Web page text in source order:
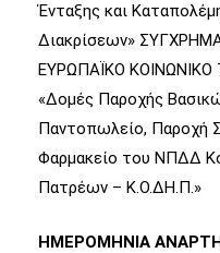
Ένταξης και
Διακρίσεων»
ΕΥΡΩΠΑΪΚΟ
«Δομές Παροχής
Παντοπωλείο, Παροχή
Φαρμακείο του ΝΠΔΔ
Πατρέων – Κ.Ο.ΔΗ.Π.»
ΗΜΕΡΟΜΗΝΙΑ